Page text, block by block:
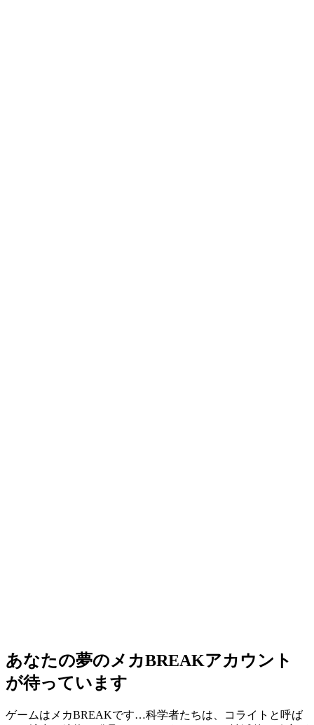
あなたの夢のメカBREAKアカウント
が待っています
ゲームはメカBREAKです…科学者たちは、コライトと呼ば